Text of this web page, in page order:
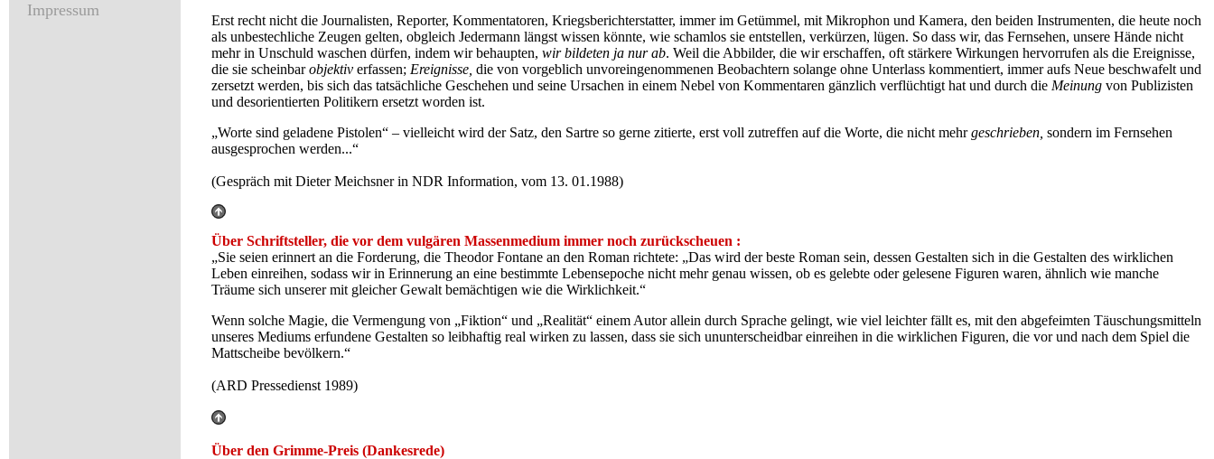
Impressum
Erst recht nicht die Journalisten, Reporter, Kommentatoren, Kriegsberichterstatter, immer im Getümmel, mit Mikrophon und Kamera, den beiden Instrumenten, die heute noch
als unbestechliche Zeugen gelten, obgleich Jedermann längst wissen könnte, wie schamlos sie entstellen, verkürzen, lügen. So dass wir, das Fernsehen, unsere Hände nicht
mehr in Unschuld waschen dürfen, indem wir behaupten, wir bildeten ja nur ab. Weil die Abbilder, die wir erschaffen, oft stärkere Wirkungen hervorrufen als die Ereignisse,
die sie scheinbarobjektiv erfassen; Ereignisse, die von vorgeblich unvoreingenommenen Beobachtern solange ohne Unterlass kommentiert, immer aufs Neue beschwafelt und
zersetzt werden, bis sich das tatsächliche Geschehen und seine Ursachen in einem Nebel von Kommentaren gänzlich verflüchtigt hat und durch die Meinung von Publizisten
und desorientierten Politikern ersetzt worden ist.
„Worte sind geladene Pistolen“ – vielleicht wird der Satz, den Sartre so gerne zitierte, erst voll zutreffen auf die Worte, die nicht mehrgeschrieben, sondern im Fernsehen
ausgesprochen werden...“
(Gespräch mit Dieter Meichsner in NDR Information, vom 13. 01.1988)
Über Schriftsteller, die vor dem vulgären Massenmedium immer noch zurückscheuen :
„Sie seien erinnert an die Forderung, die Theodor Fontane an den Roman richtete: „Das wird der beste Roman sein, dessen Gestalten sich in die Gestalten des wirklichen
Leben einreihen, sodass wir in Erinnerung an eine bestimmte Lebensepoche nicht mehr genau wissen, ob es gelebte oder gelesene Figuren waren, ähnlich wie manche
Träume sich unserer mit gleicher Gewalt bemächtigen wie die Wirklichkeit.“
Wenn solche Magie, die Vermengung von „Fiktion“ und „Realität“ einem Autor allein durch Sprache gelingt, wie viel leichter fällt es, mit den abgefeimten Täuschungsmitteln
unseres Mediums erfundene Gestalten so leibhaftig real wirken zu lassen, dass sie sich ununterscheidbar einreihen in die wirklichen Figuren, die vor und nach dem Spiel die
Mattscheibe bevölkern.“
(ARD Pressedienst 1989)
Über den Grimme-Preis (Dankesrede)